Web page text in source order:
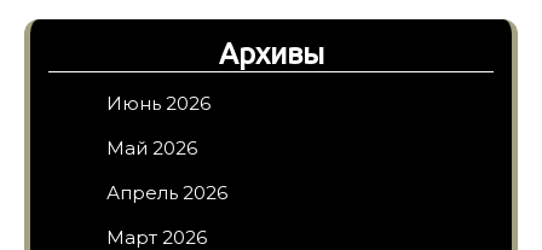
Архивы
Июнь 2026
Май 2026
Апрель 2026
Март 2026